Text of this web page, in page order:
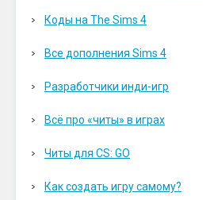
Коды на The Sims 4
Все дополнения Sims 4
Разработчики инди-игр
Всё про «читы» в играх
Читы для CS: GO
Как создать игру самому?